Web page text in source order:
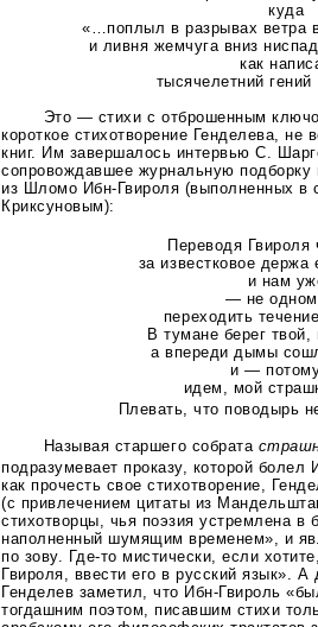
куда
«…поплыл в разрывах ветра
и ливня жемчуга вниз
как
тысячелетний
Это — стихи с отброшенным
короткое стихотворение Генделева, не
книг. Им завершалось интервью С.
сопровождавшее журнальную подборку
из Шломо Ибн-Гвироля (выполненных в
Криксуновым):
Переводя Гвироля
за известковое держа
и нам
— не
переходить
В тумане берег твой,
а впереди дымы
и —
идем, мой
Плевать, что поводырь
Называя старшего собрата
подразумевает проказу, которой болел
как прочесть свое стихотворение,
(с привлечением цитаты из
стихотворцы, чья поэзия устремлена в
наполненный шумящим временем», и
по зову.
Где-то мистически, если
Гвироля, ввести его в русский язык».
Генделев заметил, что Ибн-Гвироль
тогдашним поэтом, писавшим стихи